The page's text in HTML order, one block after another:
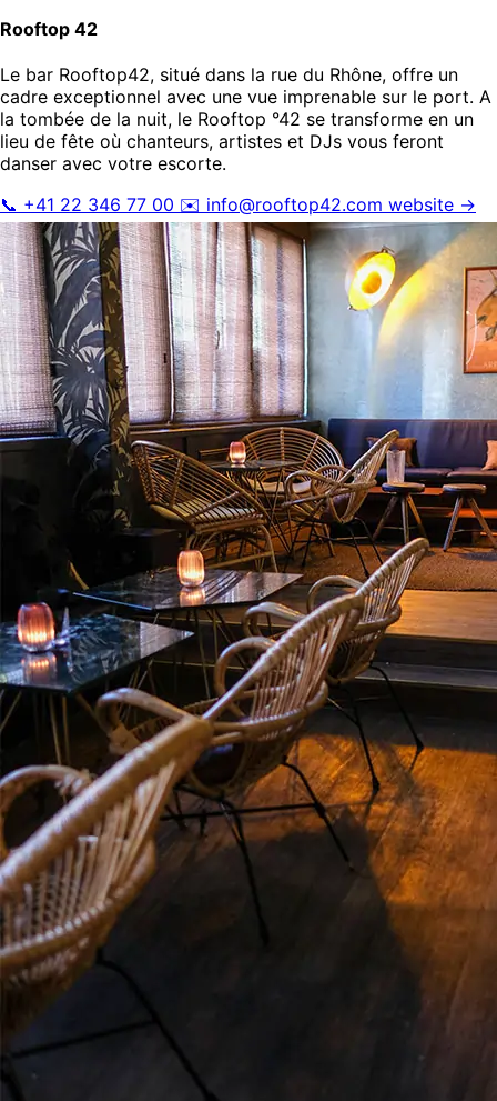
Rooftop 42
Le bar Rooftop42, situé dans la rue du Rhône, offre un
cadre exceptionnel avec une vue imprenable sur le port. A
la tombée de la nuit, le Rooftop °42 se transforme en un
lieu de fête où chanteurs, artistes et DJs vous feront
danser avec votre escorte.
📞 +41 22 346 77 00 ✉️ info@rooftop42.com website →